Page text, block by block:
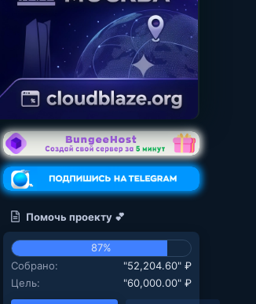
Помочь проекту 💕
87%
Собрано
"52,204.60" ₽
Цель
"60,000.00" ₽